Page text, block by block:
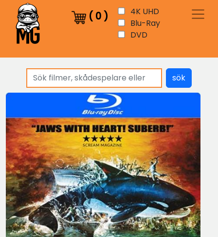
( 0 )
4K UHD
Blu-Ray
DVD
sök